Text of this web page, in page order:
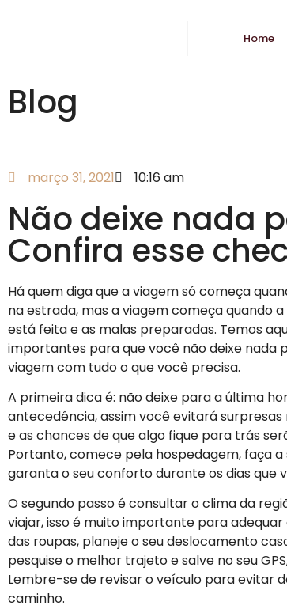
Home
Blog
março 31, 2021 10:16 am
Não deixe nada
Confira esse
Há quem diga que a viagem só começa
na estrada, mas a viagem começa quando
está feita e as malas preparadas. Temos
importantes para que você não deixe nada
viagem com tudo o que você precisa.
A primeira dica é: não deixe para a última
antecedência, assim você evitará surpresas
e as chances de que algo fique para trás
Portanto, comece pela hospedagem, faça
garanta o seu conforto durante os dias que
O segundo passo é consultar o clima da
viajar, isso é muito importante para
das roupas, planeje o seu deslocamento
pesquise o melhor trajeto e salve no seu
Lembre-se de revisar o veículo para evitar
caminho.